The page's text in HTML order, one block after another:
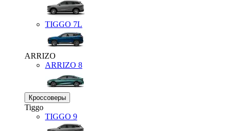
TIGGO 7L
ARRIZO
ARRIZO 8
Кроссоверы
Tiggo
TIGGO 9